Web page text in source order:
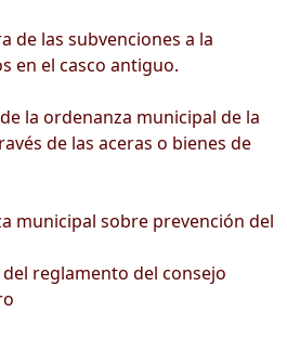
de las subvenciones a la
en el casco antiguo.
la ordenanza municipal de la
de las aceras o bienes de
municipal sobre prevención del
reglamento del consejo